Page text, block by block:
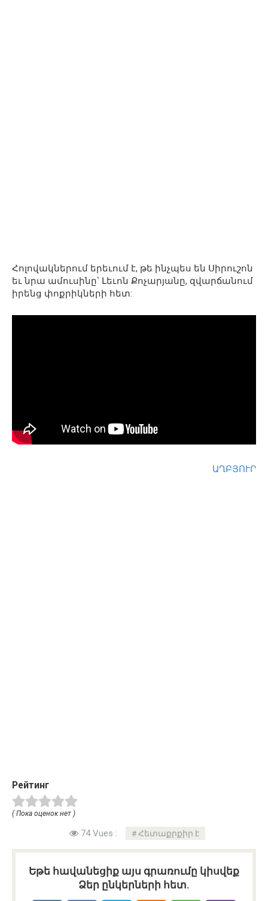
Հոլովակներում երեւում է, թե ինչպես են Սիրուշոն
եւ նրա ամուսինը՝ Լեւոն Քոչարյանը, զվարճանում
իրենց փոքրիկների հետ:
ԱՂԲՅՈՒՐ
Рейтинг
( Пока оценок нет )
74 Vues : Հետաքրքիր է
Եթե հավանեցիք այս գրառումը կիսվեք
Ձեր ընկերների հետ.